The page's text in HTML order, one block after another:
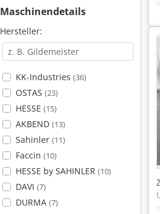
Maschinendetails
Hersteller:
KK-Industries (36)
OSTAS (23)
HESSE (15)
AKBEND (13)
Sahinler (11)
Faccin (10)
HESSE by SAHINLER (10)
DAVI (7)
DURMA (7)